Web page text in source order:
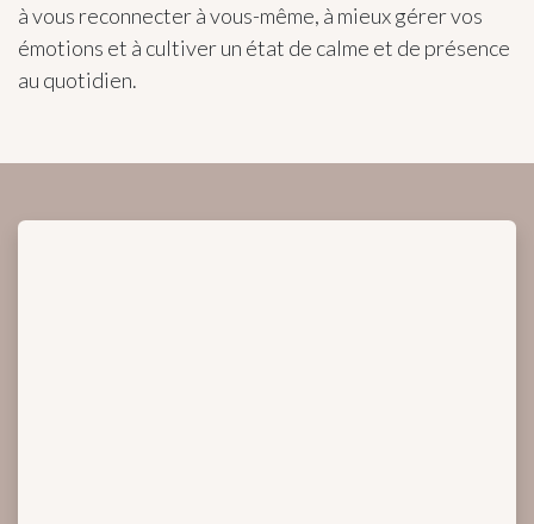
à vous reconnecter à vous-même, à mieux gérer vos
émotions et à cultiver un état de calme et de présence
au quotidien.